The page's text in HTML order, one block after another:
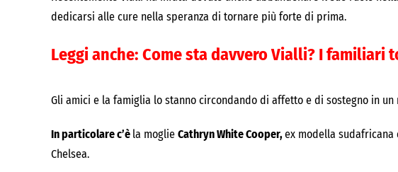
dedicarsi alle cure nella speranza di tornare più forte di prima.
Leggi anche: Come sta davvero Vialli? I familiari
Gli amici e la famiglia lo stanno circondando di affetto e di sostegno in un
In particolare c’è la moglie Cathryn White Cooper,ex modella sudafricana
Chelsea.